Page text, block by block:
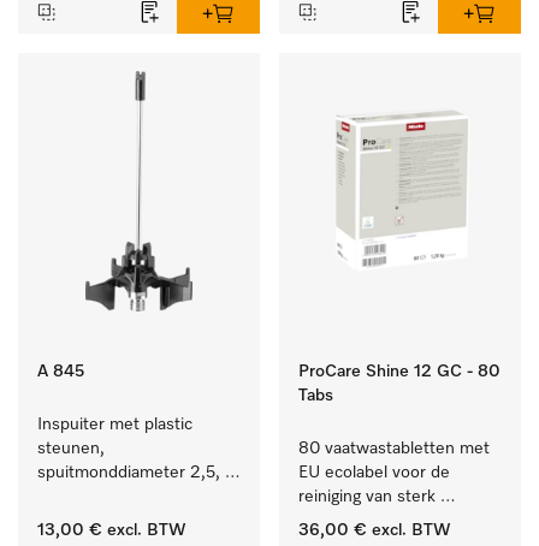
A 845
Inspuiter met plastic
steunen,
spuitmonddiameter 2,5,
13,00 € excl. BTW
ProCare Shine 12 GC - 80
Tabs
80 vaatwastabletten met
EU ecolabel voor de
reiniging van sterk
vervuild serviesgoed,
36,00 € excl. BTW